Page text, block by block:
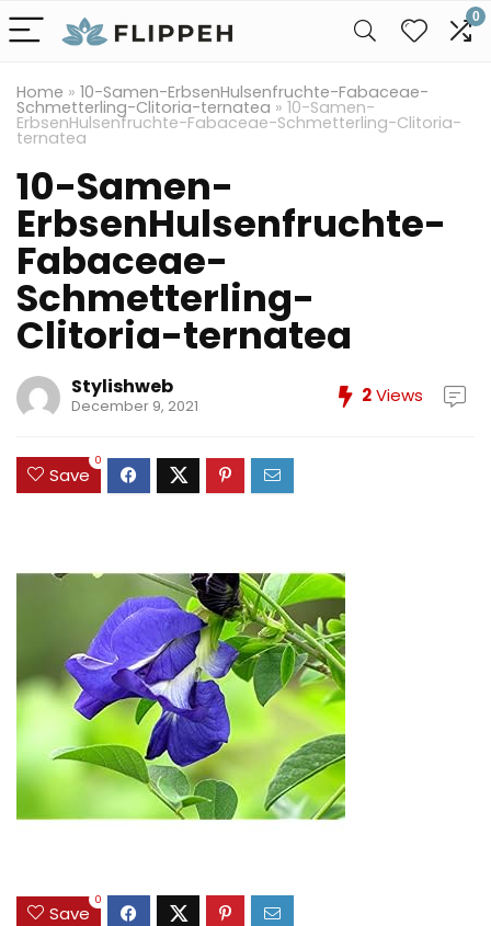
0
Home » 10-Samen-ErbsenHulsenfruchte-Fabaceae-
Schmetterling-Clitoria-ternatea » 10-Samen-
ErbsenHulsenfruchte-Fabaceae-Schmetterling-Clitoria-
ternatea
10-Samen-
ErbsenHulsenfruchte-
Fabaceae-
Schmetterling-
Clitoria-ternatea
Stylishweb
December 9, 2021 2Views
Save
0
Save
0